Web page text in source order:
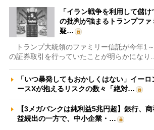
「イラン戦争を利用して儲
の批判が強まるトランプファ
疑…
トランプ大統領のファミリー信託が今年1
の証券取引を行っていたことが明らかになり
「いつ暴発してもおかしくはない」イー
ースXが抱えるリスクの数々「絶対…
【3メガバンクは純利益5兆円超】銀行、
益続出の一方で、中小企業・…